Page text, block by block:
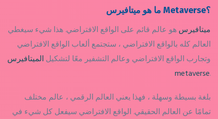
ما هو ميتافيرس Metaverse؟
ميتافيرس هو عالم قائم على الواقع الافتراضي. هذا شيء سيغطي
العالم كله بالواقع الافتراضي ، ستجتمع ألعاب الواقع الافتراضي
وتجارب الواقع الافتراضي وعالم التشفير معًا لتشكيل الميتافيرس
metaverse.
بلغة بسيطة وسهلة ، فهذا يعني العالم الرقمي ، عالم مختلف
تمامًا عن العالم الحقيقي. الواقع الافتراضي سيفعل كل شيء في